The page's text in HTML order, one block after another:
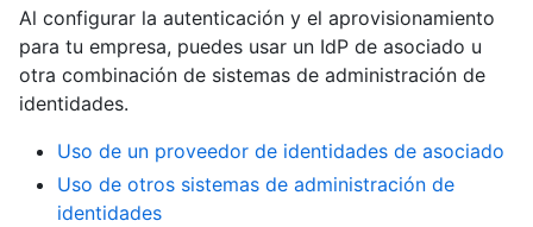
Al configurar la autenticación y el aprovisionamiento
para tu empresa, puedes usar un IdP de asociado u
otra combinación de sistemas de administración de
identidades.
Uso de un proveedor de identidades de asociado
Uso de otros sistemas de administración de
identidades